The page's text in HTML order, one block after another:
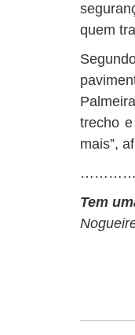
quem
trecho
mais”,
Tem